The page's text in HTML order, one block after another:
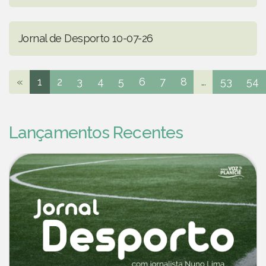
Jornal de Desporto 10-07-26
« 1 2 3 4 5 6 7 8 ... 53 54
Lançamentos Recentes